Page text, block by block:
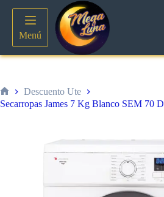
contenido
Menú
Inicio
Descuento Ute
Secarropas James 7 Kg Blanco SEM 70 D